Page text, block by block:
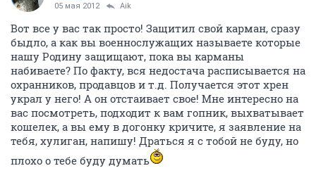
05 мая 2012 Aik
Вот все у вас так просто! Защитил свой карман, сразу
быдло, а как вы военнослужащих называете которые
нашу Родину защищают, пока вы карманы
набиваете? По факту, вся недостача расписывается на
охранников, продавцов и т.д. Получается этот хрен
украл у него! А он отстаивает свое! Мне интересно на
вас посмотреть, подходит к вам гопник, выхватывает
кошелек, а вы ему в догонку кричите, я заявление на
тебя, хулиган, напишу! Драться я с тобой не буду, но
плохо о тебе буду думать